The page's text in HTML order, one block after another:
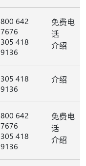
800 642
7676
305 418
9136
免费电
话
介绍
305 418
9136
介绍
800 642
7676
305 418
9136
免费电
话
介绍